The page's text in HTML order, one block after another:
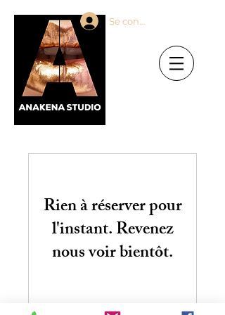
Se connecter
Rien à réserver pour
l'instant. Revenez
nous voir bientôt.